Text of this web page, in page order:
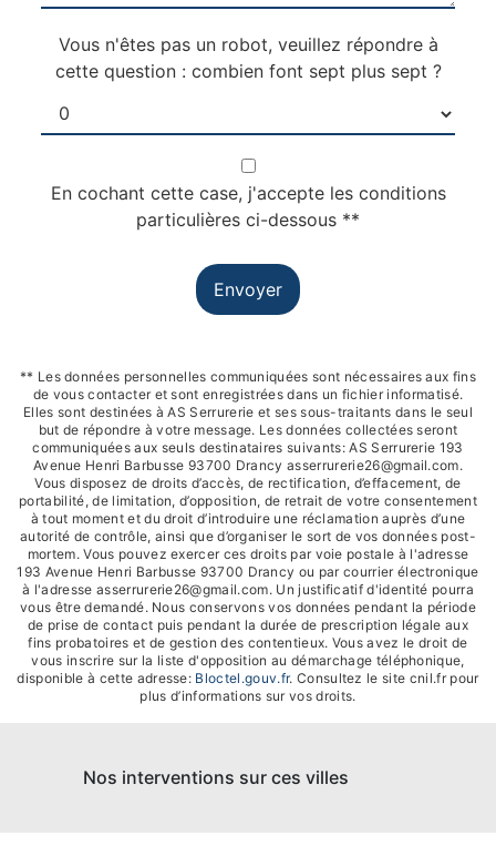
Vous n'êtes pas un robot, veuillez répondre à
cette question : combien font sept plus sept ?
En cochant cette case, j'accepte les conditions
particulières ci-dessous **
Envoyer
** Les données personnelles communiquées sont nécessaires aux fins
de vous contacter et sont enregistrées dans un fichier informatisé.
Elles sont destinées à AS Serrurerie et ses sous-traitants dans le seul
but de répondre à votre message. Les données collectées seront
communiquées aux seuls destinataires suivants: AS Serrurerie 193
Avenue Henri Barbusse 93700 Drancy asserrurerie26@gmail.com.
Vous disposez de droits d’accès, de rectification, d’effacement, de
portabilité, de limitation, d’opposition, de retrait de votre consentement
à tout moment et du droit d’introduire une réclamation auprès d’une
autorité de contrôle, ainsi que d’organiser le sort de vos données post-
mortem. Vous pouvez exercer ces droits par voie postale à l'adresse
193 Avenue Henri Barbusse 93700 Drancy ou par courrier électronique
à l'adresse asserrurerie26@gmail.com. Un justificatif d'identité pourra
vous être demandé. Nous conservons vos données pendant la période
de prise de contact puis pendant la durée de prescription légale aux
fins probatoires et de gestion des contentieux. Vous avez le droit de
vous inscrire sur la liste d'opposition au démarchage téléphonique,
disponible à cette adresse: Bloctel.gouv.fr. Consultez le site cnil.fr pour
plus d’informations sur vos droits.
Nos interventions sur ces villes